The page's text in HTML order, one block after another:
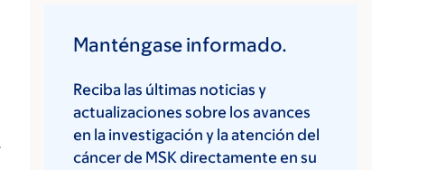
Manténgase informado.
Reciba las últimas noticias y
actualizaciones sobre los avances
en la investigación y la atención del
cáncer de MSK directamente en su